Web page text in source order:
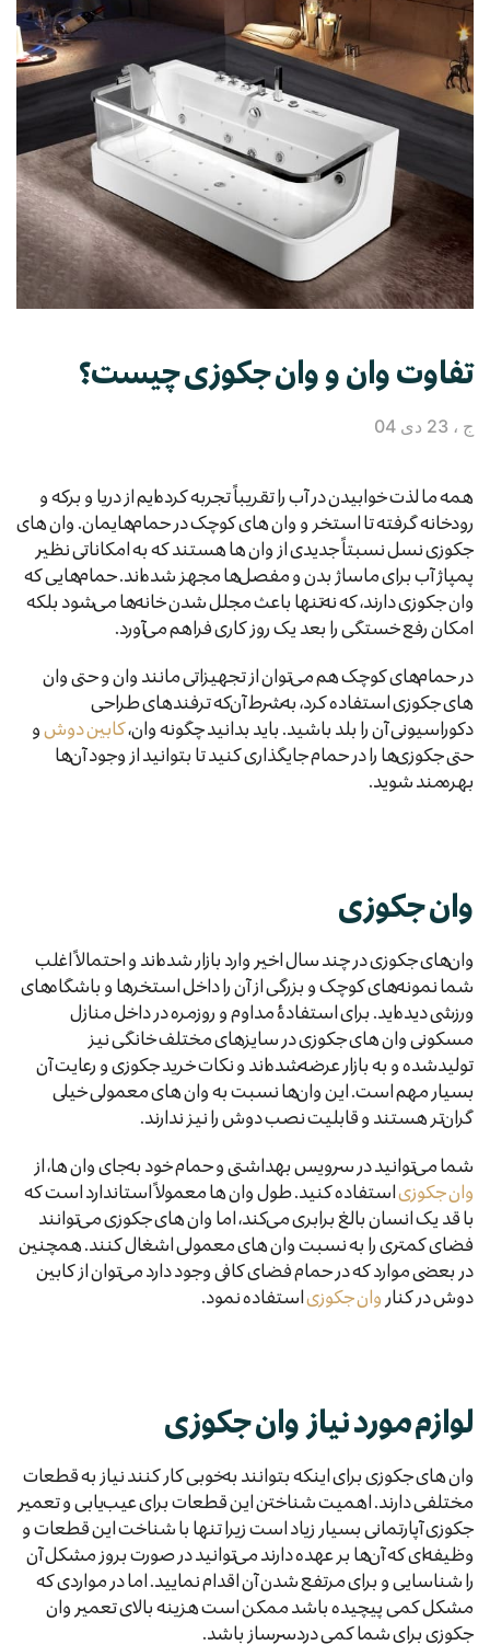
تفاوت وان و وان جکوزی چیست؟
ج ، 23 دی 04
همه ما لذت خوابیدن در آب را تقریباً تجربه کرده‌ایم از دریا و برکه و
رودخانه گرفته تا استخر و وان های کوچک در حمام‌هایمان. وان های
جکوزی نسل نسبتاً جدیدی از وان ها هستند که به امکاناتی نظیر
پمپاژ آب برای ماساژ بدن و مفصل‌ها مجهز شده‌اند. حمام‌هایی که
وان جکوزی دارند، که نه‌تنها باعث مجلل شدن خانه‌ها می‌شود بلکه
امکان رفع خستگی را بعد یک روز کاری فراهم می‌آورد.
در حمام‌های کوچک هم می‌توان از تجهیزاتی مانند وان و حتی وان
های جکوزی استفاده کرد، به‌شرط آن‌که ترفندهای طراحی
دکوراسیونی آن را بلد باشید. باید بدانید چگونه وان،کابین دوشو
حتی جکوزی‌ها را در حمام جایگذاری کنید تا بتوانید از وجود آن‌ها
بهره‌مند شوید.
وان جکوزی
وان‌های جکوزی در چند سال اخیر وارد بازار شده‌اند و احتمالاً اغلب
شما نمونه‌های کوچک و بزرگی از آن را داخل استخرها و باشگاه‌های
ورزشی دیده‌اید. برای استفادهٔ مداوم و روزمره در داخل منازل
مسکونی وان های جکوزی در سایزهای مختلف خانگی نیز
تولیدشده و به بازار عرضه‌شده‌اند و نکات خرید جکوزی و رعایت آن
بسیار مهم است. این وان‌ها نسبت به وان های معمولی خیلی
گران‌تر هستند و قابلیت نصب دوش را نیز ندارند.
شما می‌توانید در سرویس بهداشتی و حمام خود به‌جای وان ها، از
وان جکوزیاستفاده کنید. طول وان ها معمولاً استاندارد است که
با قد یک انسان بالغ برابری می‌کند، اما وان های جکوزی می‌توانند
فضای کمتری را به نسبت وان های معمولی اشغال کنند. همچنین
در بعضی موارد که در حمام فضای کافی وجود دارد می‌توان از کابین
دوش در کنار وان جکوزیاستفاده نمود.
لوازم مورد نیاز وان جکوزی
وان های جکوزی برای اینکه بتوانند به‌خوبی کار کنند نیاز به قطعات
مختلفی دارند. اهمیت شناختن این قطعات برای عیب‌یابی و تعمیر
جکوزی آپارتمانی بسیار زیاد است زیرا تنها با شناخت این قطعات و
وظیفه‌ای که آن‌ها بر عهده‌ دارند می‌توانید در صورت بروز مشکل آن
را شناسایی و برای مرتفع شدن آن اقدام نمایید. اما در مواردی که
مشکل کمی پیچیده باشد ممکن است هزینه بالای تعمیر وان
جکوزی برای شما کمی دردسرساز باشد.